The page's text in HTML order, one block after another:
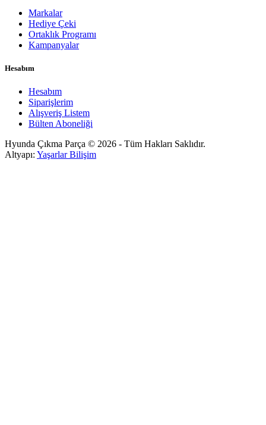
Markalar
Hediye Çeki
Ortaklık Programı
Kampanyalar
Hesabım
Hesabım
Siparişlerim
Alışveriş Listem
Bülten Aboneliği
Hyunda Çıkma Parça © 2026 - Tüm Hakları Saklıdır.
Altyapı: Yaşarlar Bilişim